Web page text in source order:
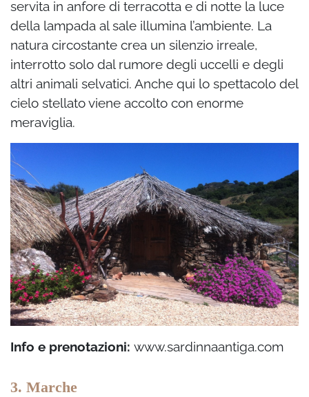
servita in anfore di terracotta e di notte la luce
della lampada al sale illumina l’ambiente. La
natura circostante crea un silenzio irreale,
interrotto solo dal rumore degli uccelli e degli
altri animali selvatici. Anche qui lo spettacolo del
cielo stellato viene accolto con enorme
meraviglia.
Info e prenotazioni: www.sardinnaantiga.com
3. Marche